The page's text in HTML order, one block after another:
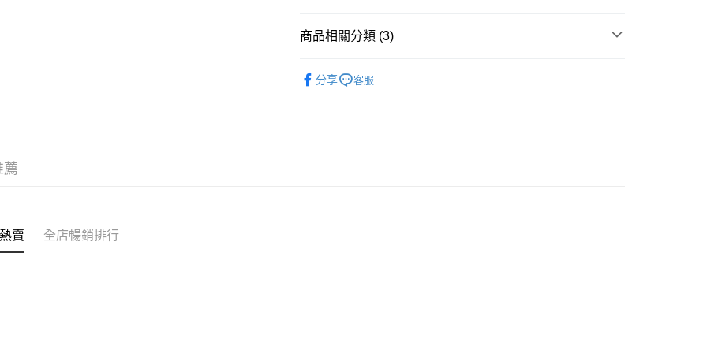
送貨方式
付款後順豐自助櫃
商品相關分類 (3)
分享 客服
薦
賣 全店暢銷排行